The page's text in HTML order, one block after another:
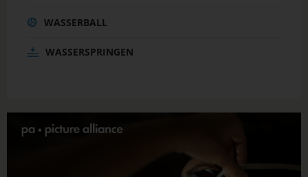
WASSERBALL
WASSERSPRINGEN